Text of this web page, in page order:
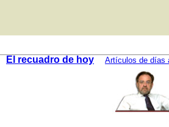
El recuadro de hoy Artículos de días